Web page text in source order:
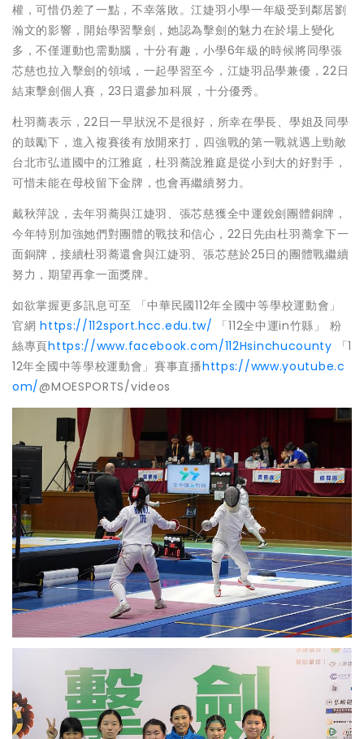
權，可惜仍差了一點，不幸落敗。江婕羽小學一年級受到鄰居劉
瀚文的影響，開始學習擊劍，她認為擊劍的魅力在於場上變化
多，不僅運動也需動腦，十分有趣，小學6年級的時候將同學張
芯慈也拉入擊劍的領域，一起學習至今，江婕羽品學兼優，22日
結束擊劍個人賽，23日還參加科展，十分優秀。
杜羽蕎表示，22日一早狀況不是很好，所幸在學長、學姐及同學
的鼓勵下，進入複賽後有放開來打，四強戰的第一戰就遇上勁敵
台北市弘道國中的江雅庭，杜羽蕎說雅庭是從小到大的好對手，
可惜未能在母校留下金牌，也會再繼續努力。
戴秋萍說，去年羽蕎與江婕羽、張芯慈獲全中運銳劍團體銅牌，
今年特別加強她們對團體的戰技和信心，22日先由杜羽蕎拿下一
面銅牌，接續杜羽蕎還會與江婕羽、張芯慈於25日的團體戰繼續
努力，期望再拿一面獎牌。
如欲掌握更多訊息可至 「中華民國112年全國中等學校運動會」
官網https://112sport.hcc.edu.tw/ 「112全中運in竹縣」 粉
絲專頁https://www.facebook.com/112Hsinchucounty 「1
12年全國中等學校運動會」賽事直播https://www.youtube.c
om/@MOESPORTS/videos